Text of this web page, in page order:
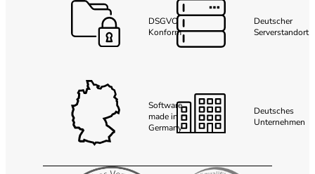
DSGVO
Konform
Deutscher
Serverstandort
Software
made in
Germany
Deutsches
Unternehmen